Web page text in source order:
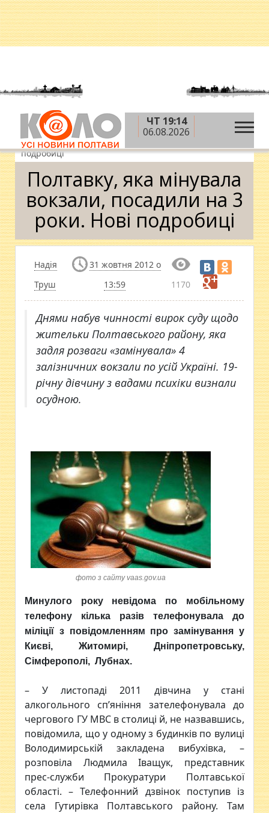
ЧТ 19:14
06.08.2026
Головна » Новини » Ситуація »Полтавку, яка
мінувала вокзали, посадили на 3 роки. Нові
подробиці
Полтавку, яка мінувала
вокзали, посадили на 3
роки. Нові подробиці
Надія
Труш
31 жовтня 2012 о
13:59
1170
Днями набув чинності вирок суду щодо
жительки Полтавського району, яка
задля розваги «замінувала» 4
залізничних вокзали по усій Україні. 19-
річну дівчину з вадами психіки визнали
осудною.
фото з сайту vaas.gov.ua
Минулого року невідома по мобільному
телефону кілька разів телефонувала до
міліції з повідомленням про замінування у
Києві, Житомирі, Дніпропетровську,
Сімферополі, Лубнах.
– У листопаді 2011 дівчина у стані
алкогольного сп’яніння зателефонувала до
чергового ГУ МВС в столиці й, не назвавшись,
повідомила, що у одному з будинків по вулиці
Володимирській закладена вибухівка, –
розповіла Людмила Іващук, представник
прес-служби Прокуратури Полтавської
області. – Телефонний дзвінок поступив із
села Гутирівка Полтавського району. Там